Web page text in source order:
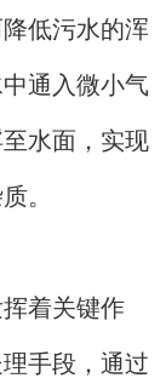
低污水的浑
通入微小气
水面，实现
。
着关键作
手段，通过